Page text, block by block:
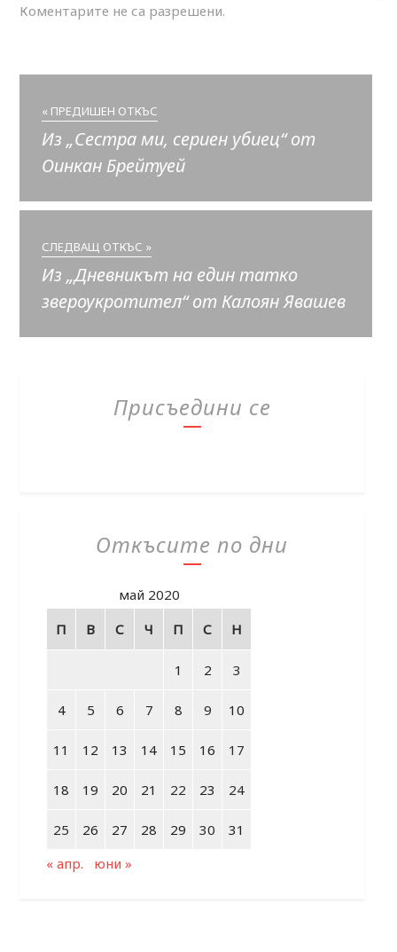
Коментарите не са разрешени.
« ПРЕДИШЕН ОТКЪС
Из „Сестра ми, сериен убиец“ от
Оинкан Брейтуей
СЛЕДВАЩ ОТКЪС »
Из „Дневникът на един татко
звероукротител“ от Калоян Явашев
Присъедини се
Откъсите по дни
май 2020
П
В С Ч П С Н
1 2 3
4 5 6 7 8 9 10
11 12 13 14 15 16 17
18 19 20 21 22 23 24
25 26 27 28 29 30
31
« апр.
юни »